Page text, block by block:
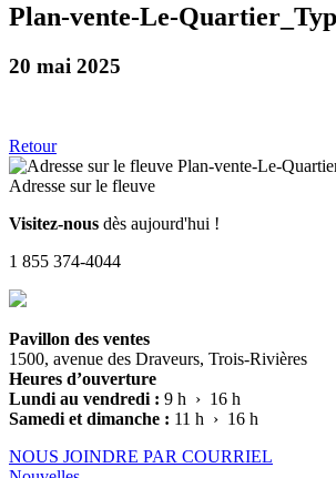
Plan-vente-Le-
20 mai 2025
Retour
Visitez-nous dès aujourd'hui !
1 855 374-4044
Pavillon des ventes
1500, avenue des Draveurs, Trois-Rivières
Heures d’ouverture
Lundi au vendredi : 9 h › 16 h
Samedi et dimanche : 11 h › 16 h
NOUS JOINDRE PAR COURRIEL